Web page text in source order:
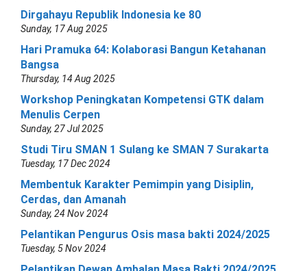
Dirgahayu Republik Indonesia ke 80
Sunday, 17 Aug 2025
Hari Pramuka 64: Kolaborasi Bangun Ketahanan
Bangsa
Thursday, 14 Aug 2025
Workshop Peningkatan Kompetensi GTK dalam
Menulis Cerpen
Sunday, 27 Jul 2025
Studi Tiru SMAN 1 Sulang ke SMAN 7 Surakarta
Tuesday, 17 Dec 2024
Membentuk Karakter Pemimpin yang Disiplin,
Cerdas, dan Amanah
Sunday, 24 Nov 2024
Pelantikan Pengurus Osis masa bakti 2024/2025
Tuesday, 5 Nov 2024